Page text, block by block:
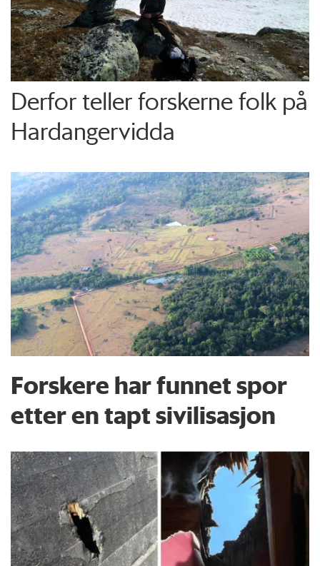
Derfor teller forskerne folk på
Hardangervidda
Forskere har funnet spor
etter en tapt sivilisasjon